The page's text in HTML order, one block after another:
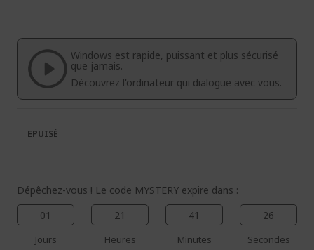
de
galerie
d’images
de
Galerie
d’images
Windows est rapide, puissant et plus sécurisé
que jamais.
Découvrez l'ordinateur qui dialogue avec vous.
Dépêchez-vous ! Le code MYSTERY expire dans :
01
Jours
21
Heures
41
Minutes
26
Secondes
EPUISÉ